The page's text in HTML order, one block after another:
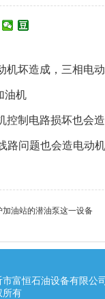
机坏造成，三相电
油机
控制电路损坏也会
路问题也会造电动
加油站的潜油泵这一设备
市富恒石油设备有限公司
所有